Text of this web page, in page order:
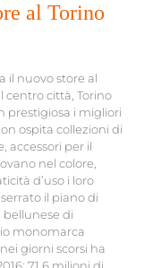
al Torino
il nuovo store al
centro città, Torino
prestigiosa i migliori
ospita collezioni di
accessori per il
nel colore,
d’uso i loro
il piano di
bellunese di
monomarca
giorni scorsi ha